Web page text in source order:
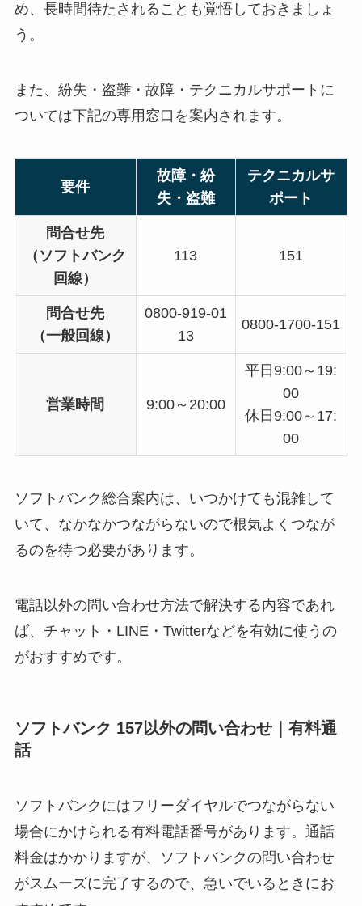
め、長時間待たされることも覚悟しておきましょ
う。
また、紛失・盗難・故障・テクニカルサポートに
ついては下記の専用窓口を案内されます。
要件
故障・紛
失・盗難
テクニカルサ
ポート
問合せ先
（ソフトバンク
回線）
113 151
問合せ先
（一般回線）
0800-919-01
13
0800-1700-151
営業時間 9:00～20:00
平日9:00～19:
00
休日9:00～17:
00
ソフトバンク総合案内は、いつかけても混雑して
いて、なかなかつながらないので根気よくつなが
るのを待つ必要があります。
電話以外の問い合わせ方法で解決する内容であれ
ば、チャット・LINE・Twitterなどを有効に使うの
がおすすめです。
ソフトバンク 157以外の問い合わせ｜有料通
話
ソフトバンクにはフリーダイヤルでつながらない
場合にかけられる有料電話番号があります。通話
料金はかかりますが、ソフトバンクの問い合わせ
がスムーズに完了するので、急いでいるときにお